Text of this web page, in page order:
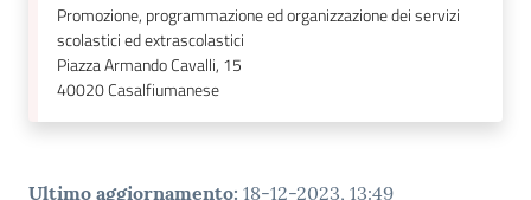
Promozione, programmazione ed organizzazione dei servizi
scolastici ed extrascolastici
Piazza Armando Cavalli, 15
40020Casalfiumanese
Ultimo aggiornamento: 18-12-2023, 13:49